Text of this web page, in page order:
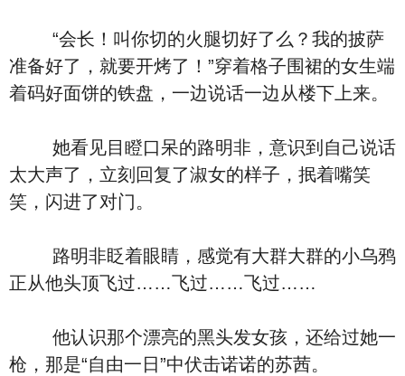
“会长！叫你切的火腿切好了么？我的披萨
准备好了，就要开烤了！”穿着格子围裙的女生端
着码好面饼的铁盘，一边说话一边从楼下上来。
她看见目瞪口呆的路明非，意识到自己说话
太大声了，立刻回复了淑女的样子，抿着嘴笑
笑，闪进了对门。
路明非眨着眼睛，感觉有大群大群的小乌鸦
正从他头顶飞过……飞过……飞过……
他认识那个漂亮的黑头发女孩，还给过她一
枪，那是“自由一日”中伏击诺诺的苏茜。